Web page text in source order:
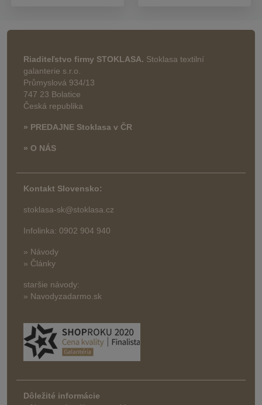
Riaditeľstvo firmy STOKLASA. Stoklasa textilní
galanterie s.r.o.
Průmyslová 934/13
747 23 Bolatice
Česká republika
» PREDAJNE Stoklasa v ČR
» O NÁS
Kontakt Slovensko:
stoklasa-sk@stoklasa.cz
Infolinka: 0902 904 940
» Návody
» Články
staršie návody:
» Navodyzadarmo.sk
Dôležité informácie